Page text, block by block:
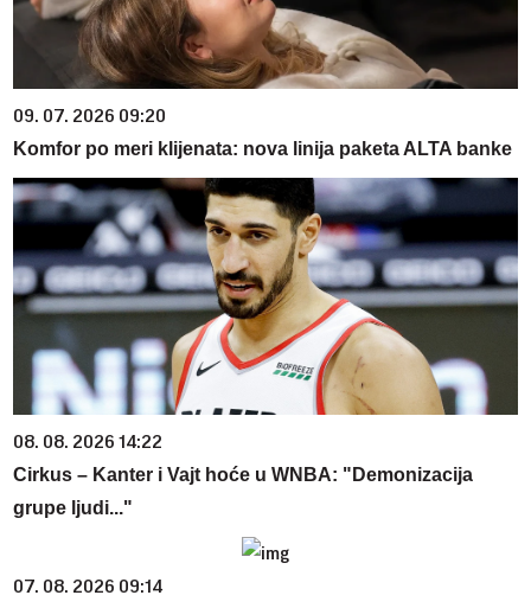
09. 07. 2026 09:20
Komfor po meri klijenata: nova linija paketa ALTA banke
08. 08. 2026 14:22
Cirkus – Kanter i Vajt hoće u WNBA: "Demonizacija
grupe ljudi..."
07. 08. 2026 09:14